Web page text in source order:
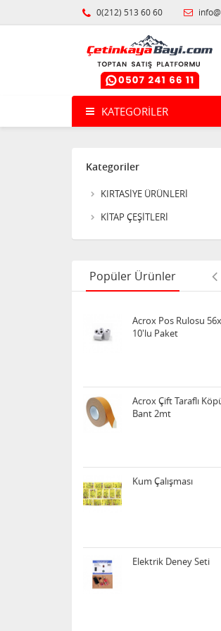
0(212) 513 60 60
KATEGORILER
Kategoriler
KIRTASİYE ÜRÜNLERİ
KİTAP ÇEŞİTLERİ
Popüler Ürünler
Bant Şeffaf 2mt
Noki poşet dosya ECO
100'lü
Acrox Naturel Dil Çubuğu
Acrox Pos Rulosu
10'lu Paket
Acrox Çift Taraflı
Bant 2mt
Kum Çalışması
Elektrik Deney Seti